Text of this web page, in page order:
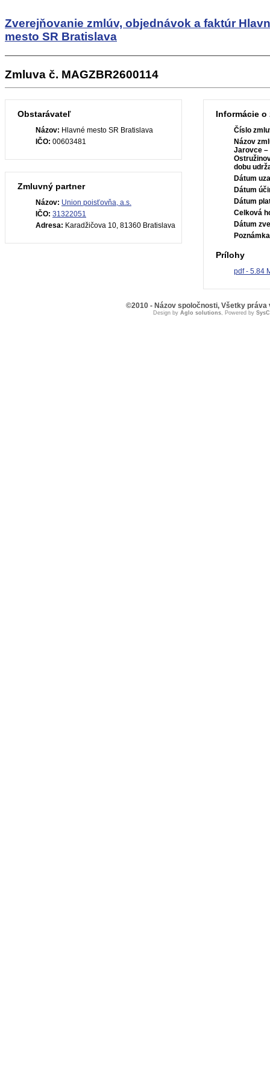
Zverejňovanie zmlúv, objednávok a faktúr
mesto SR Bratislava
Zmluva č. MAGZBR2600114
Obstarávateľ
Názov: Hlavné mesto SR Bratislava
IČO: 00603481
Zmluvný partner
Názov: Union poisťovňa, a.s.
IČO: 31322051
Adresa: Karadžičova 10, 81360 Bratislava
Informácie o
Číslo
Názov
Jarovce –
dobu
Dátum
Dátum
Dátum
Celková
Dátum
Prílohy
pdf - 5.84
©2010 - Názov spoločnosti, Všetky práva
Design by Aglo solutions, Powered by